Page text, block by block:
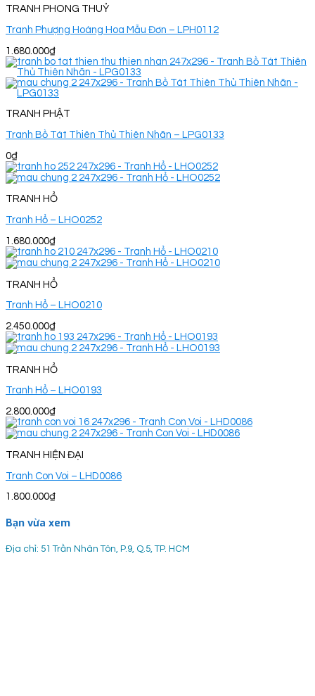
TRANH PHONG THUỶ
Tranh Phượng Hoàng Hoa Mẫu Đơn – LPH0112
1.680.000₫
TRANH PHẬT
Tranh Bồ Tát Thiên Thủ Thiên Nhãn – LPG0133
0₫
TRANH HỔ
Tranh Hổ – LHO0252
1.680.000₫
TRANH HỔ
Tranh Hổ – LHO0210
2.450.000₫
TRANH HỔ
Tranh Hổ – LHO0193
2.800.000₫
TRANH HIỆN ĐẠI
Tranh Con Voi – LHD0086
1.800.000₫
Bạn vừa xem
Địa chỉ: 51 Trần Nhân Tôn, P.9, Q.5, TP. HCM